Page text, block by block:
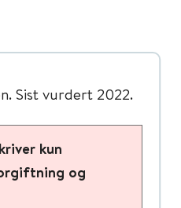
Sist vurdert 2022.
kun
og